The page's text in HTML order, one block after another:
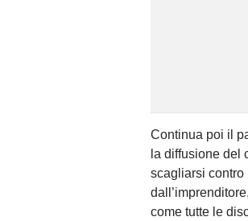
Continua poi il
la diffusione del
scagliarsi contro
come tutte le